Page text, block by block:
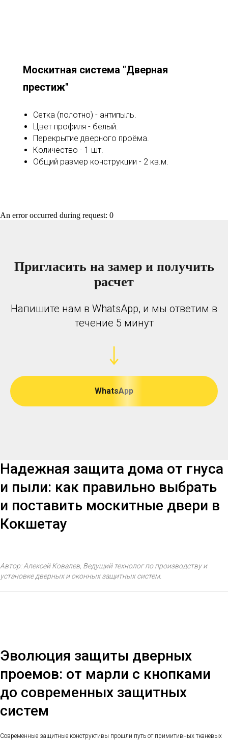
Москитная система "Дверная
престиж"
Сетка (полотно) - антипыль.
Цвет профиля - белый.
Перекрытие дверного проёма.
Количество - 1 шт.
Общий размер конструкции - 2 кв.м.
An error occurred during request: 0
Пригласить на замер и получить
расчет
Напишите нам в WhatsApp, и мы ответим в
течение 5 минут
WhatsApp
Надежная защита дома от гнуса
и пыли: как правильно выбрать
и поставить москитные двери в
Кокшетау
Автор: Алексей Ковалев, Ведущий технолог по производству и
установке дверных и оконных защитных систем.
Эволюция защиты дверных
проемов: от марли с кнопками
до современных защитных
систем
Современные защитные конструктивы прошли путь от примитивных тканевых